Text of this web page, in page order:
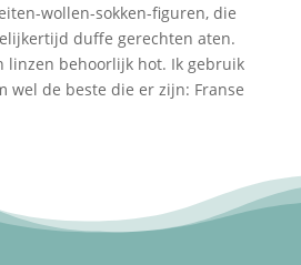
wollen-sokken-figuren, die
duffe gerechten aten.
linzen behoorlijk hot. Ik gebruik
wel de beste die er zijn: Franse